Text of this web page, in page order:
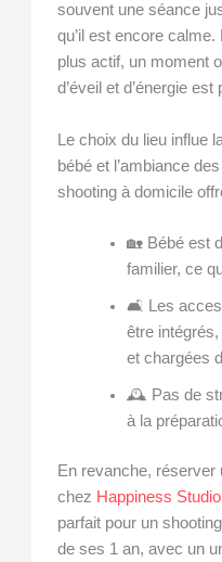
souvent une séance
qu’il est encore
plus actif, un moment
d’éveil et d’énergie est
Le choix du lieu influe
bébé et l’ambiance
shooting à domicile
🏡 Bébé est
familier, ce
🛋️ Les
être
et chargées
🕰️ Pas de
à la
En revanche,
chez Happiness Studio
parfait pour un
de ses 1 an, avec un